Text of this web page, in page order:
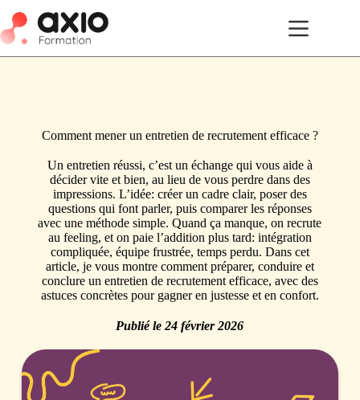
Comment mener un entretien de recrutement efficace ?
Un entretien réussi, c’est un échange qui vous aide à
décider vite et bien, au lieu de vous perdre dans des
impressions. L’idée: créer un cadre clair, poser des
questions qui font parler, puis comparer les réponses
avec une méthode simple. Quand ça manque, on recrute
au feeling, et on paie l’addition plus tard: intégration
compliquée, équipe frustrée, temps perdu. Dans cet
article, je vous montre comment préparer, conduire et
conclure un entretien de recrutement efficace, avec des
astuces concrètes pour gagner en justesse et en confort.
Publié le24 février 2026